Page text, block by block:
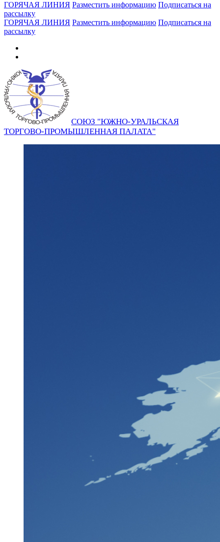
ГОРЯЧАЯ ЛИНИЯ Разместить информацию Подписаться на
рассылку
ГОРЯЧАЯ ЛИНИЯ Разместить информацию Подписаться на
рассылку
СОЮЗ "ЮЖНО-УРАЛЬСКАЯ
ТОРГОВО-ПРОМЫШЛЕННАЯ ПАЛАТА"